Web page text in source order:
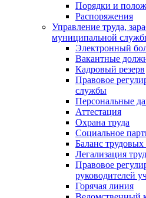
Порядки и
Распоряжения
Управление труда,
муниципальной
Электронный
Вакантные
Кадровый резерв
Правовое
службы
Персональные
Аттестация
Охрана труда
Социальное
Баланс трудовых
Легализация
Правовое
руководителей
Горячая линия